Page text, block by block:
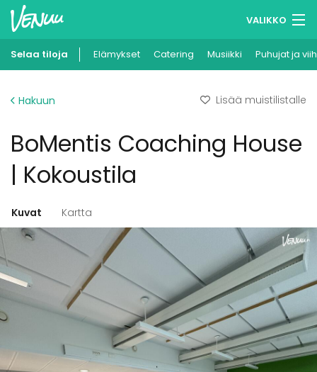
VALIKKO
Muistilistasi
Ilmoita kohteesi
Selaa tiloja Elämykset Catering Musiikki Puhujat ja
Hakuun Lisää muistilistalle
BoMentis Coaching House
| Kokoustila
Kuvat Kartta